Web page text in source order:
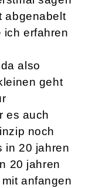
abgenabelt
ich erfahren
also
geht
es auch
noch
in 20 jahren
20 jahren
anfangen